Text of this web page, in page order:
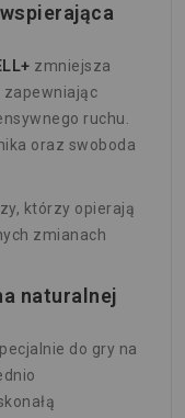
zmniejsza
zapewniając
ruchu.
oraz swoboda
którzy opierają
zmianach
naturalnej
do gry na